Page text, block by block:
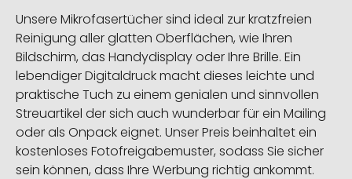
Unsere Mikrofasertücher sind ideal zur kratzfreien
Reinigung aller glatten Oberflächen, wie Ihren
Bildschirm, das Handydisplay oder Ihre Brille. Ein
lebendiger Digitaldruck macht dieses leichte und
praktische Tuch zu einem genialen und sinnvollen
Streuartikel der sich auch wunderbar für ein Mailing
oder als Onpack eignet. Unser Preis beinhaltet ein
kostenloses Fotofreigabemuster, sodass Sie sicher
sein können, dass Ihre Werbung richtig ankommt.